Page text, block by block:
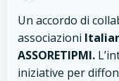
Un accordo di
associazioni
ASSORETIPMI.
iniziative per